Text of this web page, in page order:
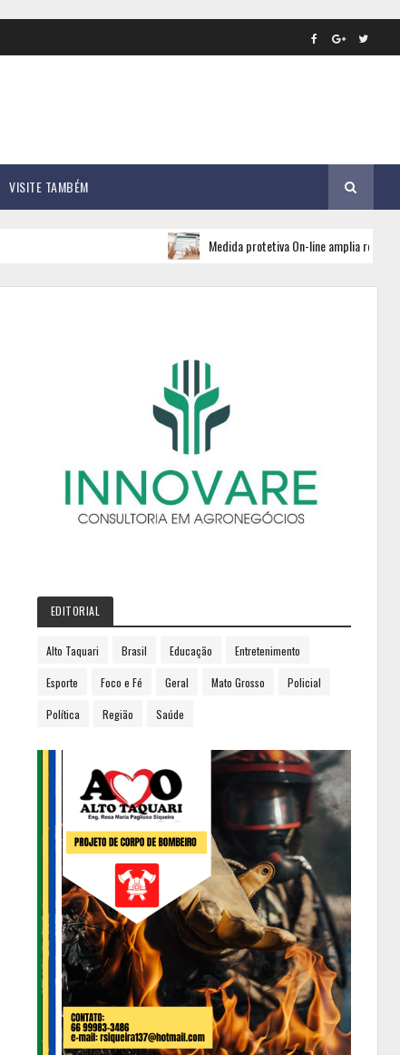
VISITE TAMBÉM
Medida protetiva On-line amplia rede de
EDITORIAL
Alto Taquari Brasil Educação Entretenimento
Esporte Foco e Fé Geral Mato Grosso Policial
Política Região Saúde